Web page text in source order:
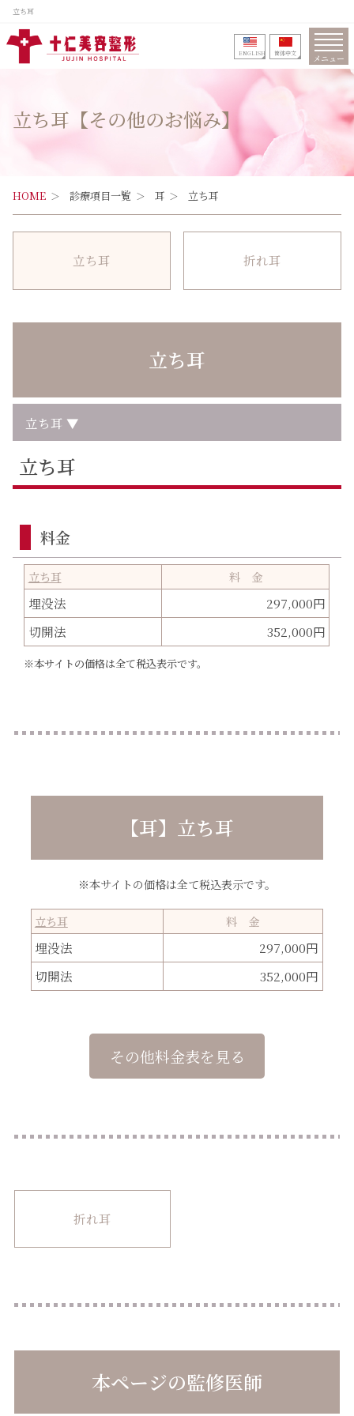
立ち耳
ENGLISH 筒体中文 メニュー
立ち耳【その他のお悩み】
HOME 診療項目一覧 耳 立ち耳
立ち耳 折れ耳
立ち耳
立ち耳 ▼
立ち耳
料金
立ち耳 料 金
埋没法
297,000円
切開法
352,000円
※本サイトの価格は全て税込表示です。
【耳】立ち耳
※本サイトの価格は全て税込表示です。
立ち耳 料 金
埋没法
297,000円
切開法
352,000円
その他料金表を見る
折れ耳
本ページの監修医師